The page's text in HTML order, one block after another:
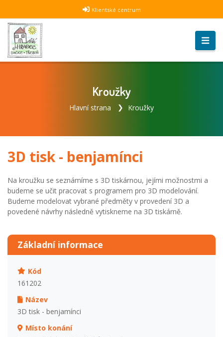
Klientské centrum
Kroužky
Hlavní strana Kroužky
3D tisk - benjamínci
Na kroužku se seznámíme s 3D tiskárnou, jejími možnostmi a
budeme se učit pracovat s programem pro 3D modelování.
Budeme modelovat vybrané předměty v provedení 3D a
povedené návrhy následně vytiskneme na 3D tiskárně.
Základní informace
Kód
161202
Název
3D tisk - benjamínci
Místo konání